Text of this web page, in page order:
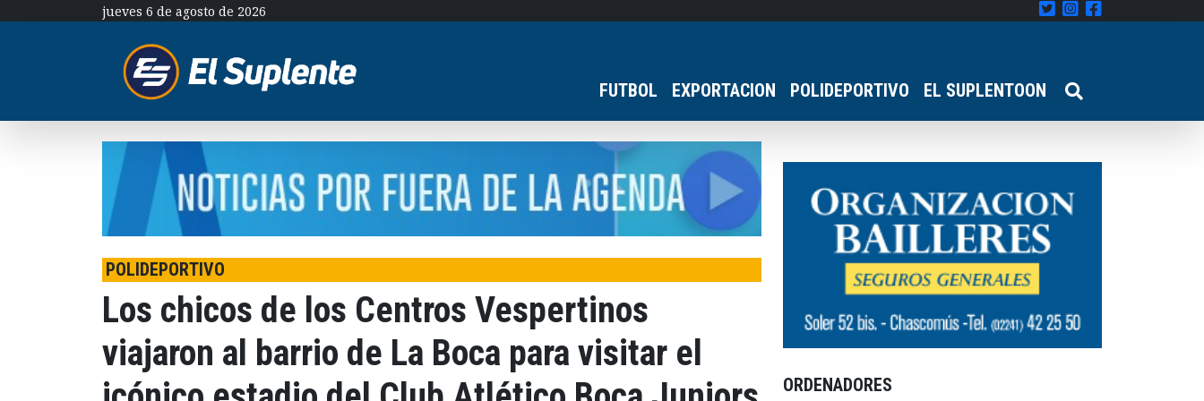
jueves 6 de agosto de 2026
FUTBOL EXPORTACION POLIDEPORTIVO EL SUPLENTOON
POLIDEPORTIVO
Los chicos de los Centros Vespertinos
viajaron al barrio de La Boca para visitar el
ORDENADORES